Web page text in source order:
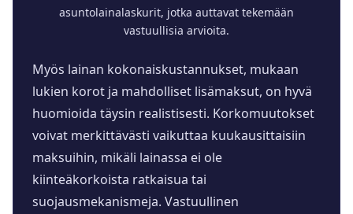
asuntolainalaskurit, jotka auttavat tekemään
vastuullisia arvioita.
Myös lainan kokonaiskustannukset, mukaan
lukien korot ja mahdolliset lisämaksut, on hyvä
huomioida täysin realistisesti. Korkomuutokset
voivat merkittävästi vaikuttaa kuukausittaisiin
maksuihin, mikäli lainassa ei ole
kiinteäkorkoista ratkaisua tai
suojausmekanismeja. Vastuullinen